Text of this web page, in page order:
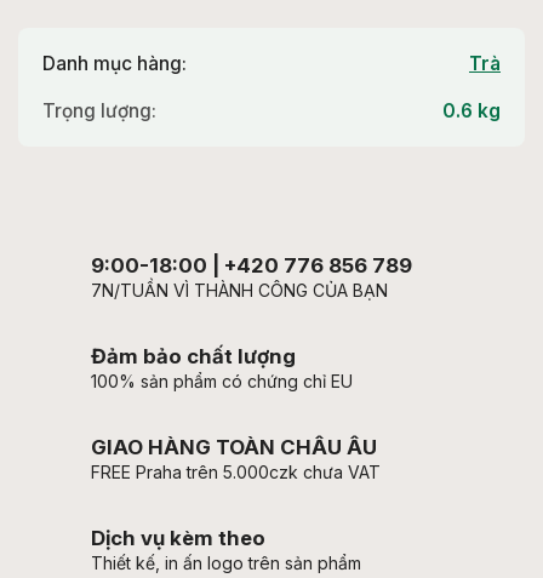
9:00-18:00 | +420 776 856 789
7N/TUẦN VÌ THÀNH CÔNG CỦA BẠN
Đảm bảo chất lượng
100% sản phẩm có chứng chỉ EU
GIAO HÀNG TOÀN CHÂU ÂU
FREE Praha trên 5.000czk chưa VAT
Dịch vụ kèm theo
Thiết kế, in ấn logo trên sản phẩm
Danh mục hàng: Trà
Trọng lượng: 0.6 kg